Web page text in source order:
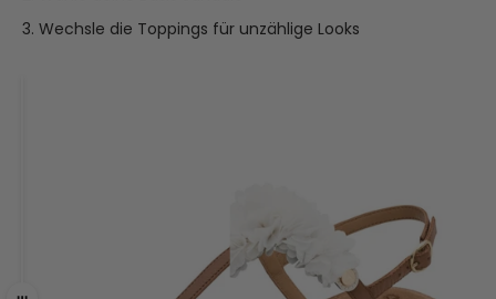
Wechsle die Toppings für unzählige Looks